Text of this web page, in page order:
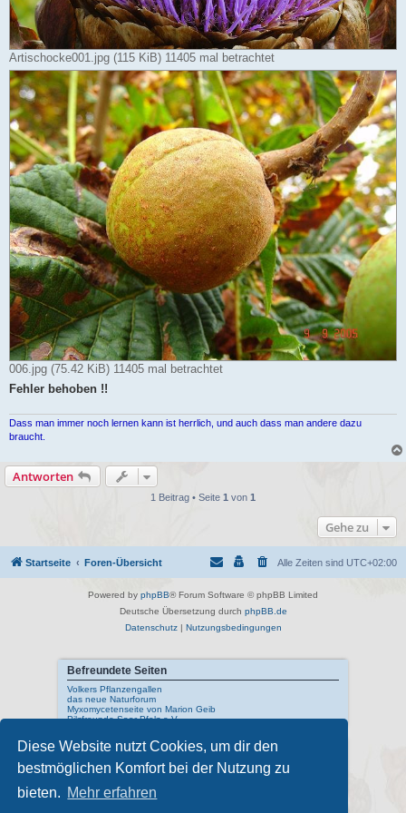
Diese Website nutzt Cookies, um dir den
bestmöglichen Komfort bei der Nutzung zu
bieten. Mehr erfahren
Artischocke001.jpg (115 KiB) 11405 mal betrachtet
006.jpg (75.42 KiB) 11405 mal betrachtet
Fehler behoben !!
Dass man immer noch lernen kann ist herrlich, und auch dass man andere dazu
braucht.
Antworten
1 Beitrag • Seite 1 von 1
Gehe zu
Startseite Foren-Übersicht Alle Zeiten sind UTC+02:00
Powered by phpBB® Forum Software © phpBB Limited
Deutsche Übersetzung durch phpBB.de
Datenschutz| Nutzungsbedingungen
Befreundete Seiten
Volkers Pflanzengallen
das neue Naturforum
Myxomycetenseite von Marion Geib
Pilzfreunde Saar-Pfalz e.V.
Interne Links
Mykologisches Lexikon
meine Naturfotos
Pilzfotopage - Suchmaschine